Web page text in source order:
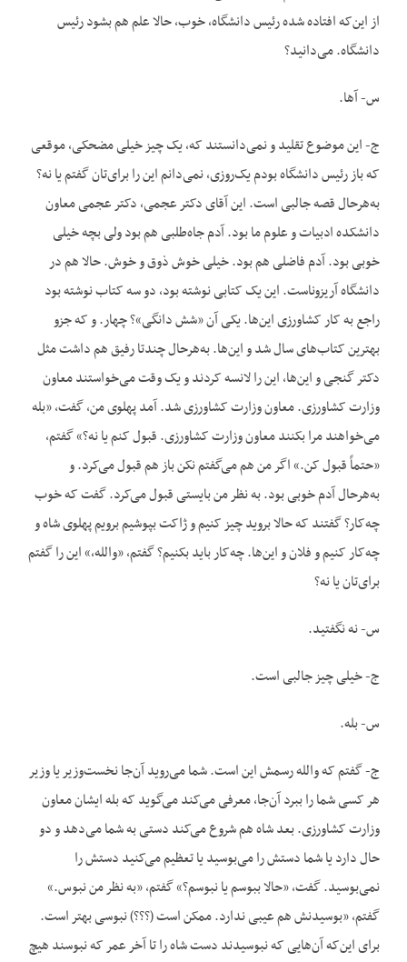
از این‌که افتاده شده رئیس دانشگاه، خوب، حالا علم هم بشود رئیس
دانشگاه. می‌دانید؟
س- آها.
ج- این موضوع تقلید و نمی‌دانستند که، یک چیز خیلی مضحکی، موقعی
که باز رئیس دانشگاه بودم یک‌روزی، نمی‌دانم این را برای‌تان گفتم یا نه؟
به‌هرحال قصه جالبی است. این آقای دکتر عجمی، دکتر عجمی معاون
دانشکده ادبیات و علوم ما بود. آدم جاه‌طلبی هم بود ولی بچه خیلی
خوبی بود. آدم فاضلی هم بود. خیلی خوش ذوق و خوش. حالا هم در
دانشگاه آریزوناست. این یک کتابی نوشته بود، دو سه کتاب نوشته بود
راجع به کار کشاورزی این‌ها. یکی آن «شش دانگی»؟ چهار. و که جزو
بهترین کتاب‌های سال شد و این‌ها. به‌هرحال چندتا رفیق هم داشت مثل
دکتر گنجی و این‌ها، این را لانسه کردند و یک وقت می‌خواستند معاون
وزارت کشاورزی. معاون وزارت کشاورزی شد. آمد پهلوی من، گفت، «بله
می‌خواهند مرا بکنند معاون وزارت کشاورزی. قبول کنم یا نه؟» گفتم،
«حتماً قبول کن.» اگر من هم می‌گفتم نکن باز هم قبول می‌کرد. و
به‌هرحال آدم خوبی بود. به نظر من بایستی قبول می‌کرد. گفت که خوب
چه‌کار؟ گفتند که حالا بروید چیز کنیم و ژاکت بپوشیم برویم پهلوی شاه و
چه‌کار کنیم و فلان و این‌ها. چه‌کار باید بکنیم؟ گفتم، «والله،» این را گفتم
برای‌تان یا نه؟
س- نه نگفتید.
ج- خیلی چیز جالبی است.
س- بله.
ج- گفتم که والله رسمش این است. شما می‌روید آن‌جا نخست‌وزیر یا وزیر
هر کسی شما را ببرد آن‌جا، معرفی می‌کند می‌گوید که بله ایشان معاون
وزارت کشاورزی. بعد شاه هم شروع می‌کند دستی به شما می‌دهد و دو
حال دارد یا شما دستش را می‌بوسید یا تعظیم می‌کنید دستش را
نمی‌بوسید. گفت، «حالا ببوسم یا نبوسم؟» گفتم، «به نظر من نبوس.»
گفتم، «بوسیدنش هم عیبی ندارد. ممکن است (؟؟؟) نبوسی بهتر است.
برای این‌که آن‌هایی که نبوسیدند دست شاه را تا آخر عمر که نبوسند هیچ